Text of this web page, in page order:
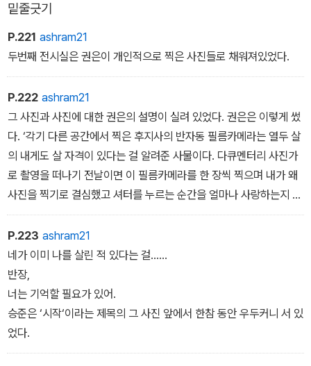
밑줄긋기
P.221 ashram21
두번째 전시실은 권은이 개인적으로 찍은 사진들로 채워져있었다.
P.222 ashram21
그 사진과 사진에 대한 권은의 설명이 실려 있었다. 권은은 이렇게 썼
다. ‘각기 다른 공간에서 찍은 후지사의 반자동 필름카메라는 열두 살
의 내게도 살 자격이 있다는 걸 알려준 사물이다. 다큐멘터리 사진가
로 촬영을 떠나기 전날이면 이 필름카메라를 한 장씩 찍으며 내가 왜
사진을 찍기로 결심했고 셔터를 누르는 순간을 얼마나 사랑하는지 잊
지 않으려 했다.
P.223 ashram21
네가 이미 나를 살린 적 있다는 걸......
반장,
너는 기억할 필요가 있어.
승준은 ‘시작‘이라는 제목의 그 사진 앞에서 한참 동안 우두커니 서 있
었다.